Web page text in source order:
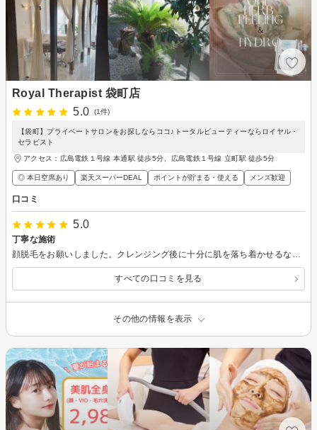
Royal Therapist 袋町店
5.0
(1件)
【袋町】プライベートサロンをお探しならココ♪トータルビューティーならロイヤル・
セラピスト
アクセス：広島電鉄１号線 本通駅 徒歩5分、広島電鉄１号線 立町駅 徒歩5分
◎ 本日空席あり 楽天スーパーDEAL ポイントが貯まる・使える メンズ歓迎
口コミ
5.0
丁寧な施術
顔脱毛をお願いしました。クレンジング後に十分に肌を落ち着かせるなど、丁寧な施術をしていただきました。
すべての口コミを見る
その他の情報を表示